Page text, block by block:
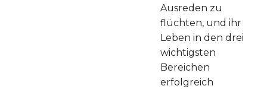
Ausreden zu
flüchten, und ihr
Leben in den drei
wichtigsten
Bereichen
erfolgreich